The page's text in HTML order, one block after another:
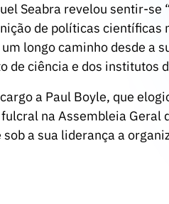
Seabra revelou sentir-se
de políticas científicas
longo caminho desde a
de ciência e dos institutos
a Paul Boyle, que
na Assembleia Geral
a sua liderança a